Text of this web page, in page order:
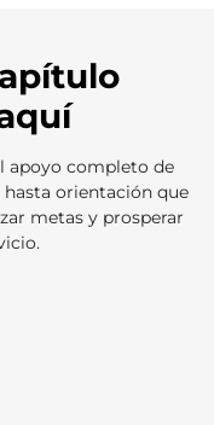
apoyo completo de
orientación que
metas y prosperar